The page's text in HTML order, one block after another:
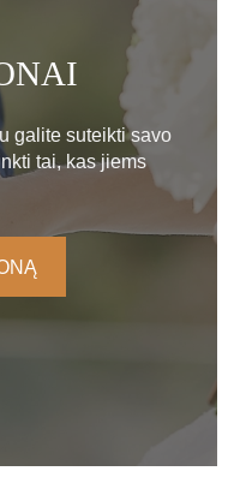
galite suteikti savo
tai, kas jiems